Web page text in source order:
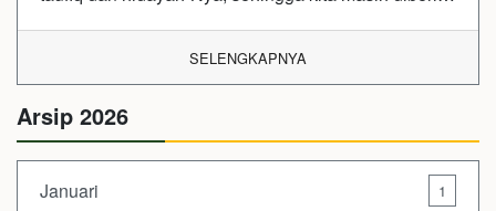
SELENGKAPNYA
Arsip 2026
Januari 1